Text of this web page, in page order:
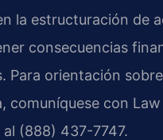
la estructuración de
consecuencias
Para orientación
comuníquese con
al (888) 437-7747.